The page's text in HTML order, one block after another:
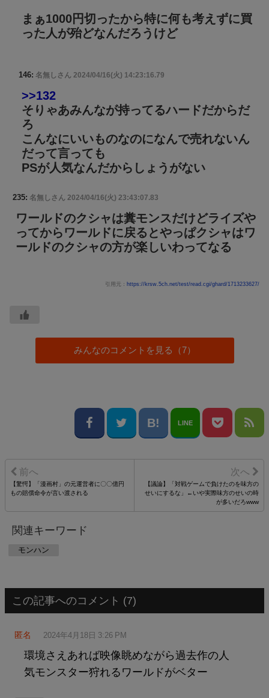
まぁ1000円切ったから特に何も考えずに買
った人が殆どなんだろうけど
146: 名無しさん 2024/04/16(火) 14:23:16.79
>>132
そりゃあみんなが持ってるハードだからだ
ろ
こんなにいいものなのになんで売れないん
だって言っても
PSが人気なんだからしょうがない
235: 名無しさん 2024/04/16(火) 23:43:07.83
ワールドのクシャは糞モンスだけどライズや
ってからワールドに戻るとやっぱクシャはワ
ールドのクシャの方が楽しいわってなる
引用元： https://krsw.5ch.net/test/read.cgi/ghard/1713233627/
みんなのコメントを見る（7）
LINE
【驚愕】「漫画村」の元運営者に〇〇億円
もの賠償命令が言い渡される
【議論】「対戦ゲームで負けたのを味方の
せいにするな」←いや実際味方のせいの時
が多いだろwww
関連キーワード
モンハン
この記事へのコメント (7)
匿名 2024年4月18日 3:26 PM
環境さえあれば映像眺めながら過去作の人
気モンスター狩れるワールドがベター